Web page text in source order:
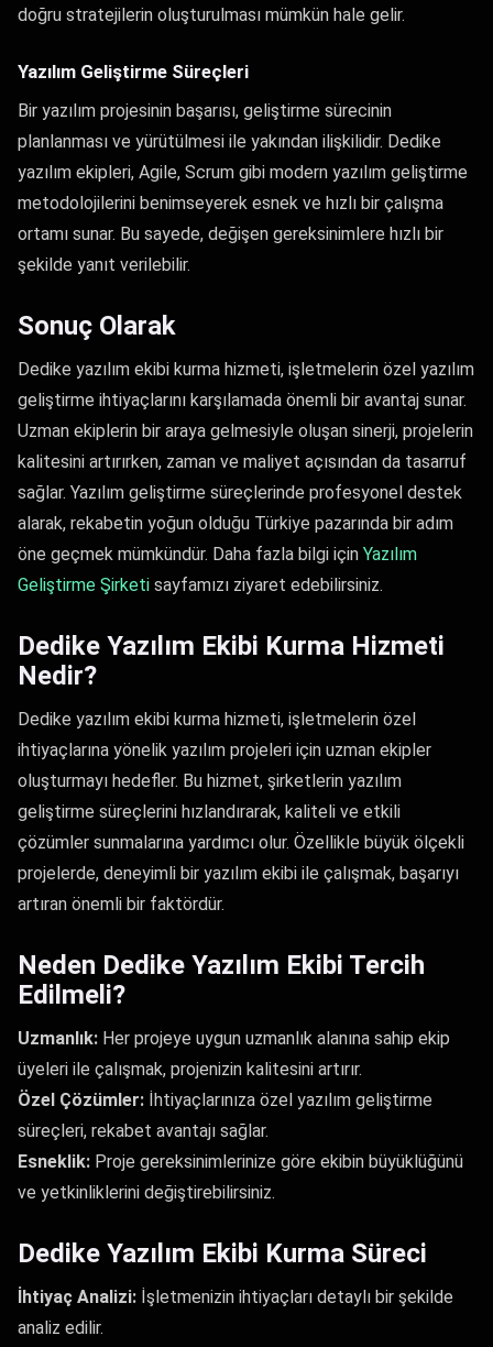
doğru stratejilerin oluşturulması mümkün hale gelir.
Yazılım Geliştirme Süreçleri
Bir yazılım projesinin başarısı, geliştirme sürecinin
planlanması ve yürütülmesi ile yakından ilişkilidir. Dedike
yazılım ekipleri, Agile, Scrum gibi modern yazılım geliştirme
metodolojilerini benimseyerek esnek ve hızlı bir çalışma
ortamı sunar. Bu sayede, değişen gereksinimlere hızlı bir
şekilde yanıt verilebilir.
Sonuç Olarak
Dedike yazılım ekibi kurma hizmeti, işletmelerin özel yazılım
geliştirme ihtiyaçlarını karşılamada önemli bir avantaj sunar.
Uzman ekiplerin bir araya gelmesiyle oluşan sinerji, projelerin
kalitesini artırırken, zaman ve maliyet açısından da tasarruf
sağlar. Yazılım geliştirme süreçlerinde profesyonel destek
alarak, rekabetin yoğun olduğu Türkiye pazarında bir adım
öne geçmek mümkündür. Daha fazla bilgi için Yazılım
Geliştirme Şirketi​ sayfamızı ziyaret edebilirsiniz.
Dedike Yazılım Ekibi Kurma Hizmeti
Nedir?
Dedike yazılım ekibi kurma hizmeti, işletmelerin özel
ihtiyaçlarına yönelik yazılım projeleri için uzman ekipler
oluşturmayı hedefler. Bu hizmet, şirketlerin yazılım
geliştirme süreçlerini hızlandırarak, kaliteli ve etkili
çözümler sunmalarına yardımcı olur. Özellikle büyük ölçekli
projelerde, deneyimli bir yazılım ekibi ile çalışmak, başarıyı
artıran önemli bir faktördür.
Neden Dedike Yazılım Ekibi Tercih
Edilmeli?
Uzmanlık: Her projeye uygun uzmanlık alanına sahip ekip
üyeleri ile çalışmak, projenizin kalitesini artırır.
Özel Çözümler: İhtiyaçlarınıza özel yazılım geliştirme
süreçleri, rekabet avantajı sağlar.
Esneklik: Proje gereksinimlerinize göre ekibin büyüklüğünü
ve yetkinliklerini değiştirebilirsiniz.
Dedike Yazılım Ekibi Kurma Süreci
İhtiyaç Analizi: İşletmenizin ihtiyaçları detaylı bir şekilde
analiz edilir.